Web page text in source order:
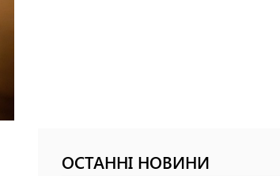
ОСТАННІ НОВИНИ